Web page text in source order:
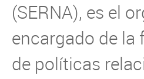
(SERNA), es el
encargado de
de políticas